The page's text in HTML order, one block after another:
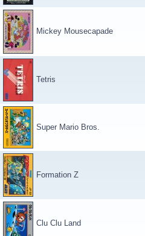
Mickey Mousecapade
Tetris
Super Mario Bros.
Formation Z
Clu Clu Land